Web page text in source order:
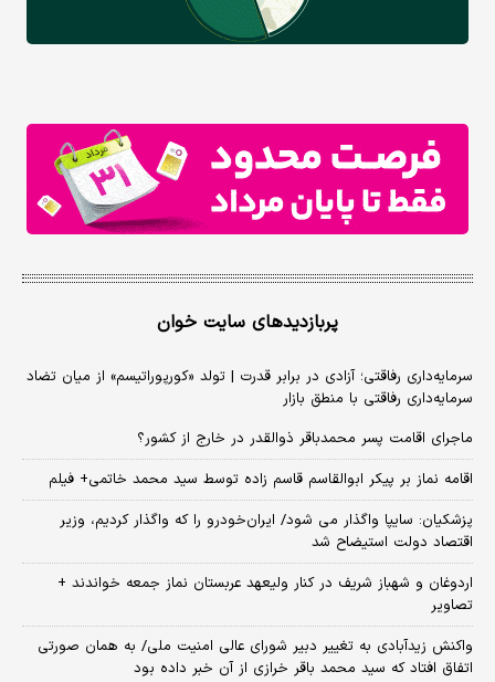
پربازدیدهای سایت خوان
سرمایه‌داری رفاقتی؛ آزادی در برابر قدرت | تولد «کورپوراتیسم» از میان تضاد
سرمایه‌داری رفاقتی با منطق بازار
ماجرای اقامت پسر محمدباقر ذوالقدر در خارج از کشور؟
اقامه نماز بر پیکر ابوالقاسم قاسم زاده توسط سید محمد خاتمی+ فیلم
پزشکیان: سایپا واگذار می شود/ ایران‌خودرو را که واگذار کردیم، وزیر
اقتصاد دولت استیضاح شد
اردوغان و شهباز شریف در کنار ولیعهد عربستان نماز جمعه خواندند +
تصاویر
واکنش زیدآبادی به تغییر دبیر شورای عالی امنیت ملی/ به همان صورتی
اتفاق افتاد که سید محمد باقر خرازی از آن خبر داده بود